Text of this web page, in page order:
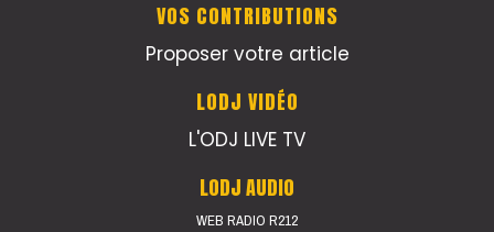
VOS CONTRIBUTIONS
Proposer votre article
LODJ VIDÉO
L'ODJ LIVE TV
LODJ AUDIO
WEB RADIO R212